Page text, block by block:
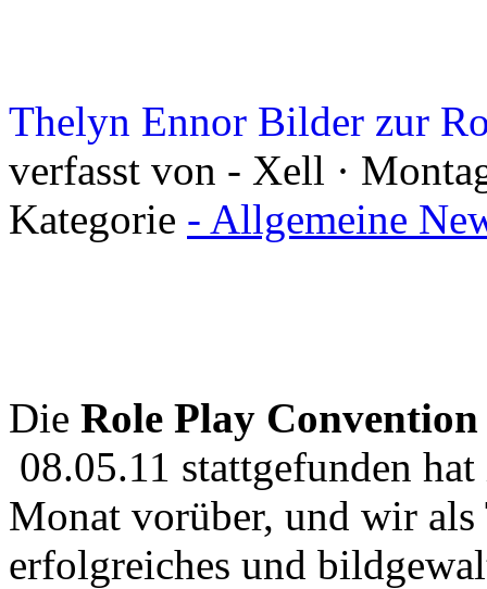
Thelyn Ennor Bilder zur
verfasst von - Xell ·
Kategorie - Allgemeine
Die Role Play Convention
08.05.11 stattgefunden
Monat vorüber, und wir
erfolgreiches und